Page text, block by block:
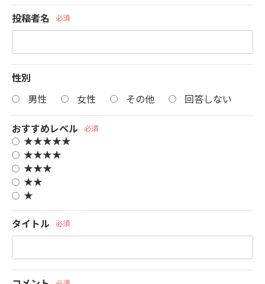
投稿者名 必須
性別
男性
女性 その他 回答しない
おすすめレベル 必須
★★★★★
★★★★
★★★
★★
★
タイトル
必須